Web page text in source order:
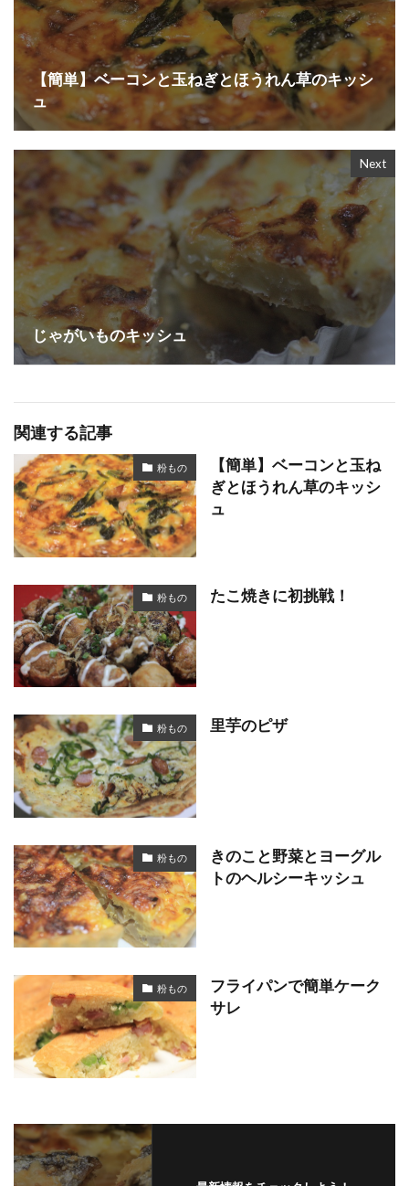
【簡単】ベーコンと玉ねぎとほうれん草のキッシ
ュ
Next
じゃがいものキッシュ
関連する記事
粉もの
【簡単】ベーコンと玉ね
ぎとほうれん草のキッシ
ュ
粉もの たこ焼きに初挑戦！
粉もの 里芋のピザ
粉もの
きのこと野菜とヨーグル
トのヘルシーキッシュ
粉もの
フライパンで簡単ケーク
サレ